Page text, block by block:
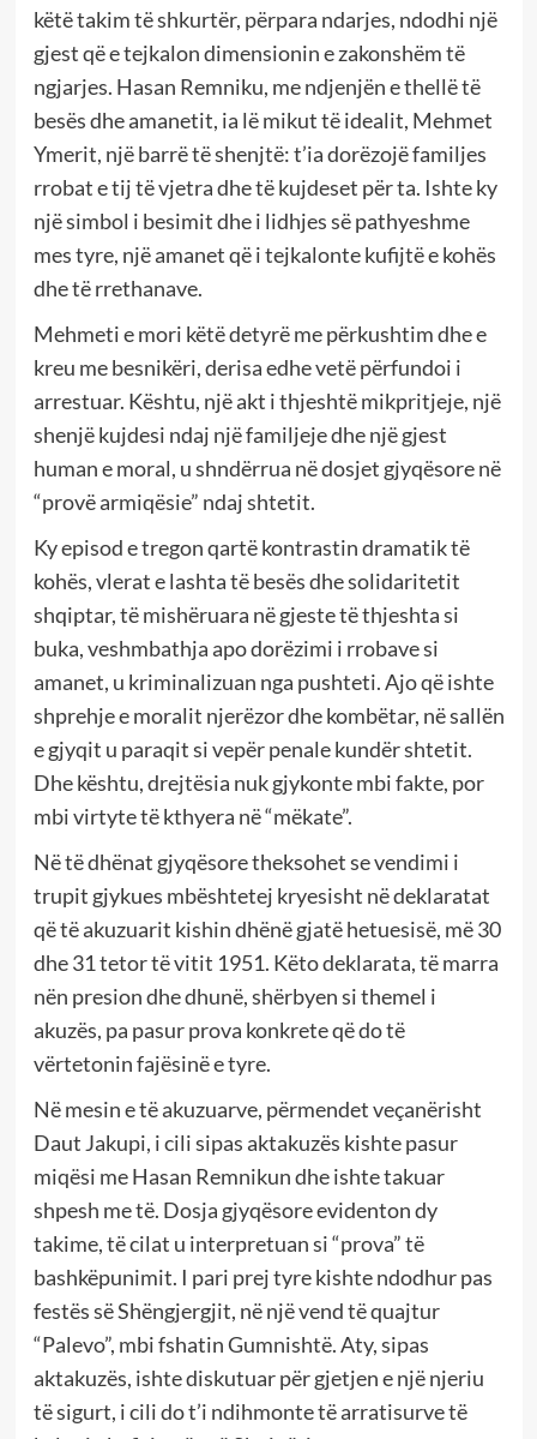
këtë takim të shkurtër, përpara ndarjes, ndodhi një
gjest që e tejkalon dimensionin e zakonshëm të
ngjarjes. Hasan Remniku, me ndjenjën e thellë të
besës dhe amanetit, ia lë mikut të idealit, Mehmet
Ymerit, një barrë të shenjtë: t’ia dorëzojë familjes
rrobat e tij të vjetra dhe të kujdeset për ta. Ishte ky
një simbol i besimit dhe i lidhjes së pathyeshme
mes tyre, një amanet që i tejkalonte kufijtë e kohës
dhe të rrethanave.
Mehmeti e mori këtë detyrë me përkushtim dhe e
kreu me besnikëri, derisa edhe vetë përfundoi i
arrestuar. Kështu, një akt i thjeshtë mikpritjeje, një
shenjë kujdesi ndaj një familjeje dhe një gjest
human e moral, u shndërrua në dosjet gjyqësore në
“provë armiqësie” ndaj shtetit.
Ky episod e tregon qartë kontrastin dramatik të
kohës, vlerat e lashta të besës dhe solidaritetit
shqiptar, të mishëruara në gjeste të thjeshta si
buka, veshmbathja apo dorëzimi i rrobave si
amanet, u kriminalizuan nga pushteti. Ajo që ishte
shprehje e moralit njerëzor dhe kombëtar, në sallën
e gjyqit u paraqit si vepër penale kundër shtetit.
Dhe kështu, drejtësia nuk gjykonte mbi fakte, por
mbi virtyte të kthyera në “mëkate”.
Në të dhënat gjyqësore theksohet se vendimi i
trupit gjykues mbështetej kryesisht në deklaratat
që të akuzuarit kishin dhënë gjatë hetuesisë, më 30
dhe 31 tetor të vitit 1951. Këto deklarata, të marra
nën presion dhe dhunë, shërbyen si themel i
akuzës, pa pasur prova konkrete që do të
vërtetonin fajësinë e tyre.
Në mesin e të akuzuarve, përmendet veçanërisht
Daut Jakupi, i cili sipas aktakuzës kishte pasur
miqësi me Hasan Remnikun dhe ishte takuar
shpesh me të. Dosja gjyqësore evidenton dy
takime, të cilat u interpretuan si “prova” të
bashkëpunimit. I pari prej tyre kishte ndodhur pas
festës së Shëngjergjit, në një vend të quajtur
“Palevo”, mbi fshatin Gumnishtë. Aty, sipas
aktakuzës, ishte diskutuar për gjetjen e një njeriu
të sigurt, i cili do t’i ndihmonte të arratisurve të